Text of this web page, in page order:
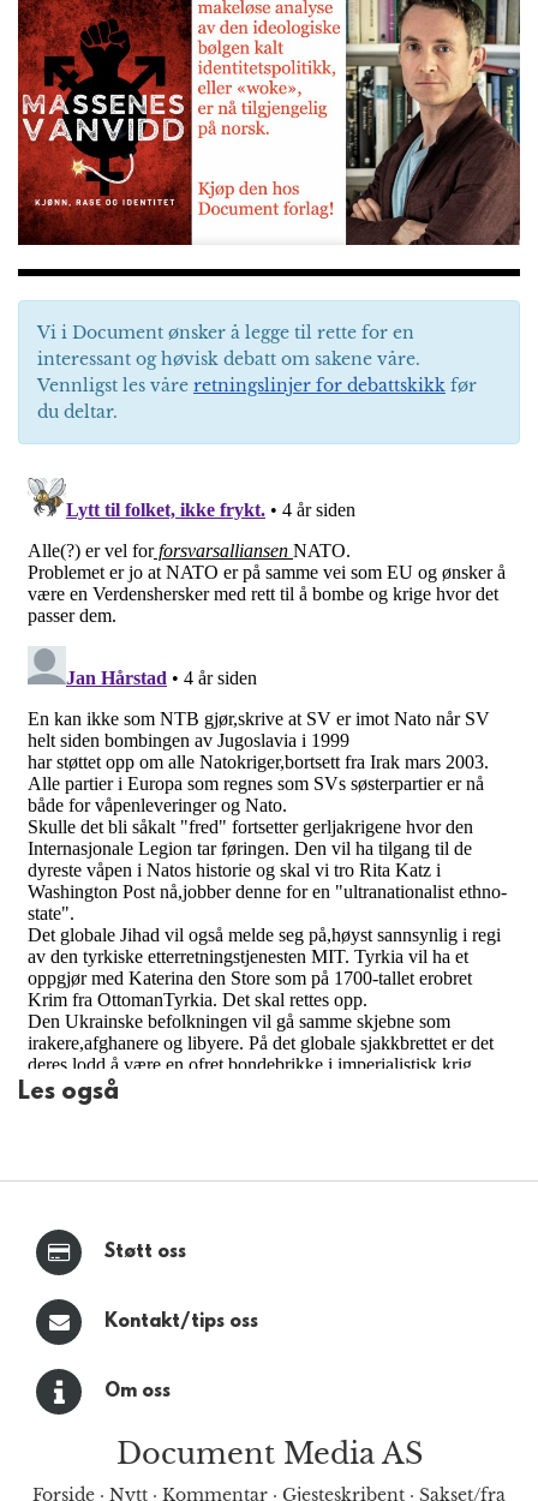
Vi i Document ønsker å legge til rette for en
interessant og høvisk debatt om sakene våre.
Vennligst les våre retningslinjer for debattskikk før
du deltar.
Les også
Støtt oss
Kontakt/tips oss
Om oss
Document Media AS
Forside · Nytt · Kommentar · Gjesteskribent · Sakset/fra